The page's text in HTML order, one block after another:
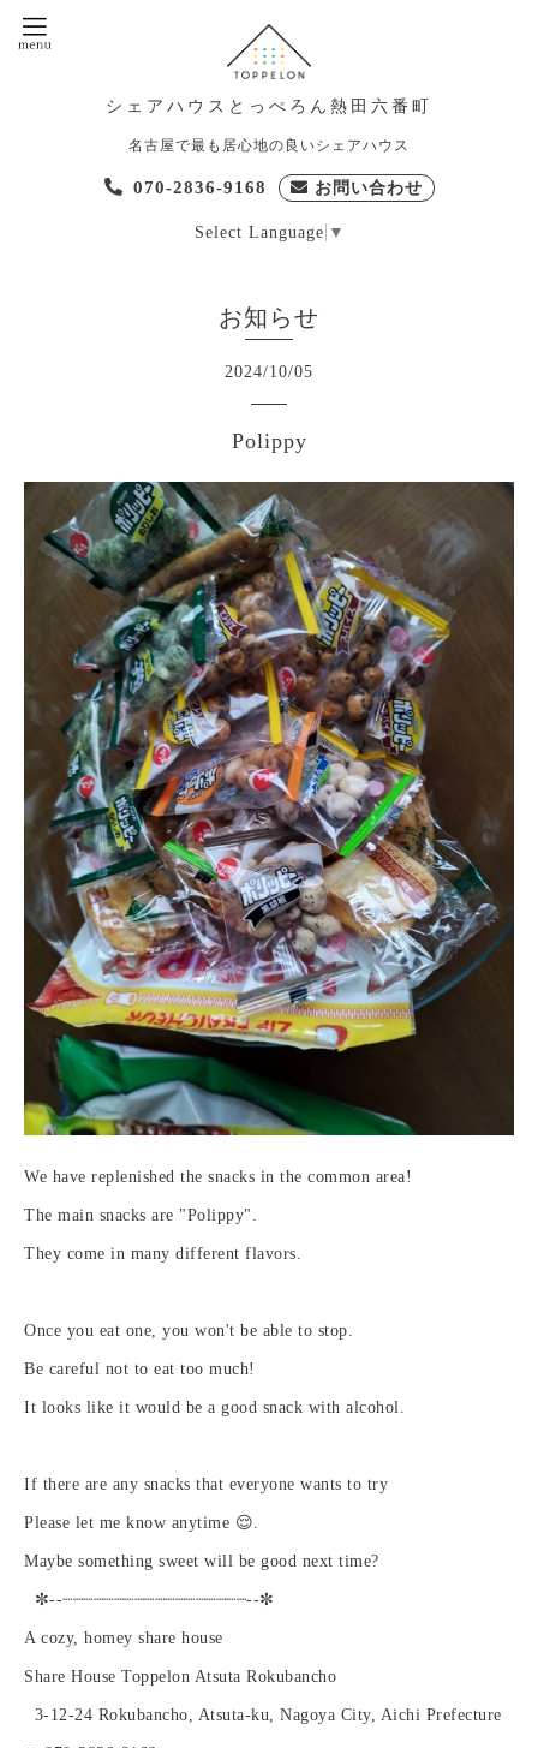
シェアハウスとっぺろん熱田六番町
名古屋で最も居心地の良いシェアハウス
070-2836-9168 お問い合わせ
Select Language ▼
お知らせ
2024/10/05
Polippy
We have replenished the snacks in the common area!
The main snacks are "Polippy".
They come in many different flavors.
Once you eat one, you won't be able to stop.
Be careful not to eat too much!
It looks like it would be a good snack with alcohol.
If there are any snacks that everyone wants to try
Please let me know anytime 😌.
Maybe something sweet will be good next time?
✼--┈┈┈┈┈┈┈┈┈┈┈┈┈┈┈┈┈┈--✼
A cozy, homey share house
Share House Toppelon Atsuta Rokubancho
3-12-24 Rokubancho, Atsuta-ku, Nagoya City, Aichi Prefecture